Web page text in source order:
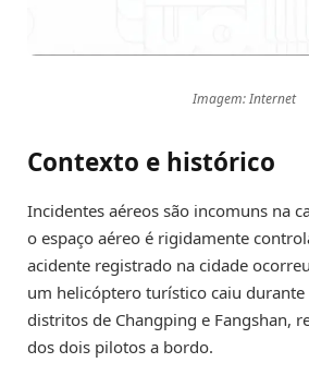
Imagem: Internet
Contexto e histórico
Incidentes aéreos são incomuns na
o espaço aéreo é rigidamente
acidente registrado na cidade
um helicóptero turístico caiu
distritos de Changping e Fangshan,
dos dois pilotos a bordo.